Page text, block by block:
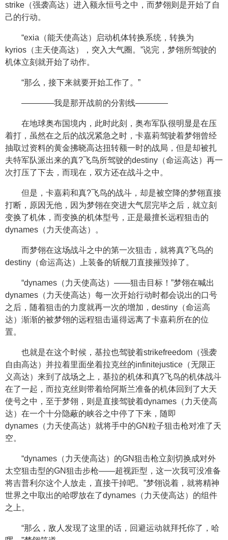
strike（强袭高达）进入额永恒号之中，而梦翎则是开始了自
己的行动。
“exia（能天使高达）启动机体转换系统，转换为
kyrios（主天使高达），突入大气圈。”说完，梦翎所驾驶的
机体立刻就开始了动作。
“那么，接下来就要开始工作了。”
————我是那开战前的分割线————
在地球奥布国境内，此时此刻，奥布军队很明显是在压
着打，虽然在之后的战况紧急之时，卡嘉莉驾驶着梦翎曾经
抽取过资料的黄金拂晓高达扭转额一时的战局，但是却被扎
夫特军队派出来的真?飞鸟所驾驶的destiny（命运高达）再一
次打压了下去，而现在，双方还在战斗之中。
但是，卡嘉莉和真?飞鸟的战斗，却是被空降的梦翎直接
打断，原因无他，因为梦翎在突进大气层完毕之后，就立刻
变换了机体，而变换的机体型号，正是最擅长远程狙击的
dynames（力天使高达）。
而梦翎在这场战斗之中的第一次狙击，就将真?飞鸟的
destiny（命运高达）上装备的斩舰刀直接摧毁掉了。
“dynames（力天使高达）——狙击目标！”梦翎在喊出
dynames（力天使高达）每一次开始行动时都会说出的口号
之后，随着狙击的力度就再一次的增加，destiny（命运高
达）渐渐的被梦翎的远程狙击逼得远离了卡嘉莉所在的位
置。
也就是在这个时候，基拉也驾驶着strikefreedom（强袭
自由高达）并拉着里面坐着拉克丝的infinitejustice（无限正
义高达）来到了战场之上，基拉的机体和真?飞鸟的机体战斗
在了一起，而拉克丝则带着给阿斯兰准备的机体回到了大天
使号之中，至于梦翎，则是直接驾驶着dynames（力天使高
达）在一个十分隐蔽的峡谷之中停了下来，随即
dynames（力天使高达）就将手中的GN粒子狙击枪对准了天
空。
“dynames（力天使高达）的GN狙击枪立刻切换成对外
太空狙击型的GN狙击步枪——超视距型，这一次我可没准备
将吉普利尔这个人放走，直接干掉吧。”梦翎说着，就将精神
世界之中取出的哈啰放在了dynames（力天使高达）的组件
之上。
“那么，敌人发现了这里的话，回避运动就拜托你了，哈